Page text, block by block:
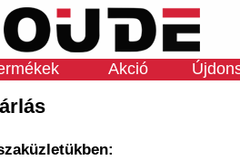
Akció